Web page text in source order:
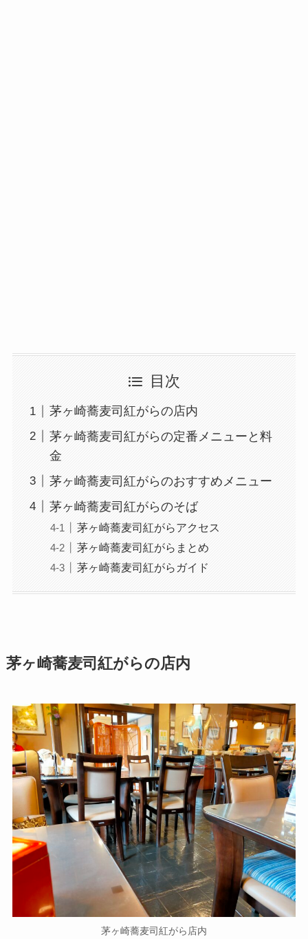
目次
茅ヶ崎蕎麦司紅がらの店内
茅ヶ崎蕎麦司紅がらの定番メニューと料
金
茅ヶ崎蕎麦司紅がらのおすすめメニュー
茅ヶ崎蕎麦司紅がらのそば
茅ヶ崎蕎麦司紅がらアクセス
茅ヶ崎蕎麦司紅がらまとめ
茅ヶ崎蕎麦司紅がらガイド
茅ヶ崎蕎麦司紅がらの店内
茅ヶ崎蕎麦司紅がら店内